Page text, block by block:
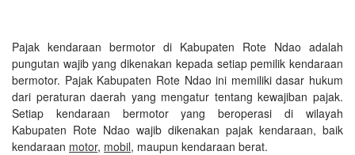
Pajak kendaraan bermotor di Kabupaten Rote Ndao adalah
pungutan wajib yang dikenakan kepada setiap pemilik kendaraan
bermotor. Pajak Kabupaten Rote Ndao ini memiliki dasar hukum
dari peraturan daerah yang mengatur tentang kewajiban pajak.
Setiap kendaraan bermotor yang beroperasi di wilayah
Kabupaten Rote Ndao wajib dikenakan pajak kendaraan, baik
kendaraan motor, mobil, maupun kendaraan berat.